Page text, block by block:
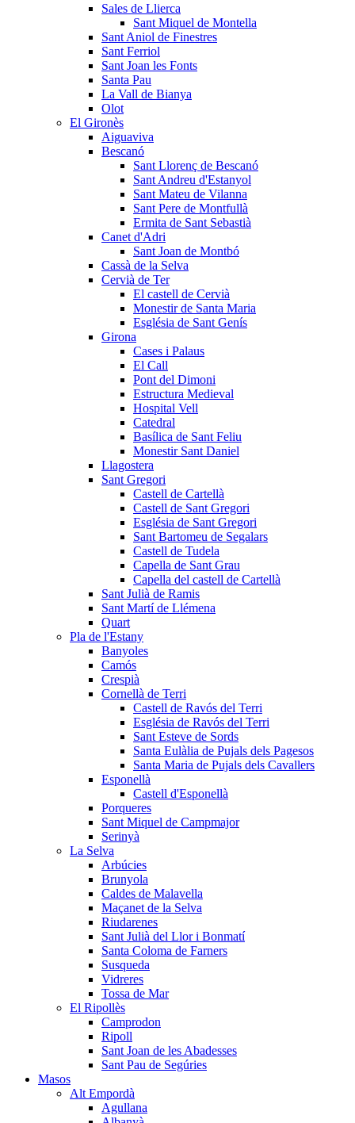
Sales de Llierca
Sant Miquel de Montella
Sant Aniol de Finestres
Sant Ferriol
Sant Joan les Fonts
Santa Pau
La Vall de Bianya
Olot
El Gironès
Aiguaviva
Bescanó
Sant Llorenç de Bescanó
Sant Andreu d'Estanyol
Sant Mateu de Vilanna
Sant Pere de Montfullà
Ermita de Sant Sebastià
Canet d'Adri
Sant Joan de Montbó
Cassà de la Selva
Cervià de Ter
El castell de Cervià
Monestir de Santa Maria
Església de Sant Genís
Girona
Cases i Palaus
El Call
Pont del Dimoni
Estructura Medieval
Hospital Vell
Catedral
Basílica de Sant Feliu
Monestir Sant Daniel
Llagostera
Sant Gregori
Castell de Cartellà
Castell de Sant Gregori
Església de Sant Gregori
Sant Bartomeu de Segalars
Castell de Tudela
Capella de Sant Grau
Capella del castell de Cartellà
Sant Julià de Ramis
Sant Martí de Llémena
Quart
Pla de l'Estany
Banyoles
Camós
Crespià
Cornellà de Terri
Castell de Ravós del Terri
Església de Ravós del Terri
Sant Esteve de Sords
Santa Eulàlia de Pujals dels Pagesos
Santa Maria de Pujals dels Cavallers
Esponellà
Castell d'Esponellà
Porqueres
Sant Miquel de Campmajor
Serinyà
La Selva
Arbúcies
Brunyola
Caldes de Malavella
Maçanet de la Selva
Riudarenes
Sant Julià del Llor i Bonmatí
Santa Coloma de Farners
Susqueda
Vidreres
Tossa de Mar
El Ripollès
Camprodon
Ripoll
Sant Joan de les Abadesses
Sant Pau de Segúries
Masos
Alt Empordà
Agullana